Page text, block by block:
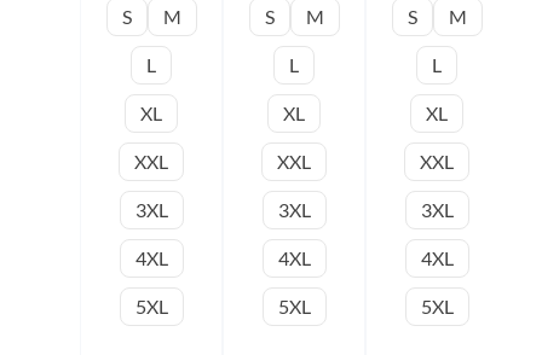
Bewegungs
abläufe
abgestimmt.
Farbe:
schwarz/bla
u/grau
Material:
100%
Polyester
Größen:
3XS – 5XL
S M
L
XL
XXL
3XL
4XL
5XL
Bewegungs
abläufe
abgestimmt.
Farbe:
rot/schwarz
Material:
100%
Polyester
Größen:
3XS – 5XL
S M
L
XL
XXL
3XL
4XL
5XL
Bewegungs
abläufe
abgestimmt.
Farbe: blau
Material:
100%
Polyester
Größen:
3XS – 5XL
S M
L
XL
XXL
3XL
4XL
5XL